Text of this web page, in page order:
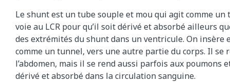
Le shunt est un tube souple et mou qui agit comme un
voie au LCR pour qu’il soit dérivé et absorbé ailleurs
des extrémités du shunt dans un ventricule. On insère
comme un tunnel, vers une autre partie du corps. Il se
l’abdomen, mais il se rend aussi parfois aux poumons
dérivé et absorbé dans la circulation sanguine.